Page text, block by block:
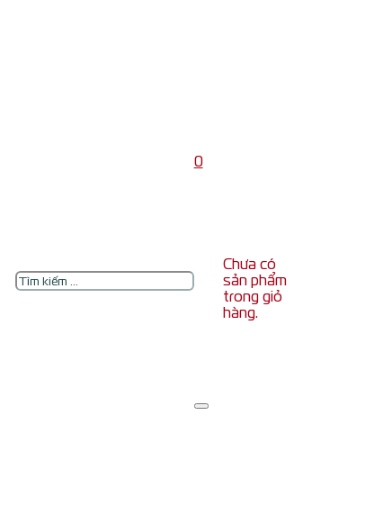
Tìm
kiếm
0
Chưa có
sản phẩm
trong giỏ
hàng.